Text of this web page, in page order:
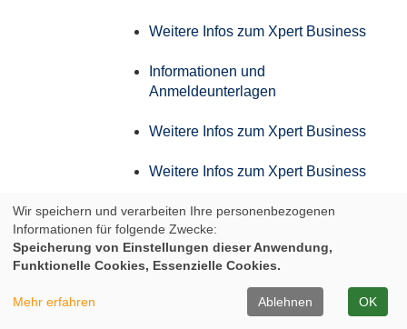
Weitere Infos zum Xpert Business
Informationen und
Anmeldeunterlagen
Weitere Infos zum Xpert Business
Weitere Infos zum Xpert Business
Weitere Infos zum Xpert Business
Weitere Infos zum Xpert Business
Infos zum Aufstiegs-BAföG
Wir speichern und verarbeiten Ihre personenbezogenen
Informationen für folgende Zwecke:
Speicherung von Einstellungen dieser Anwendung,
Funktionelle Cookies, Essenzielle Cookies.
Mehr erfahren Ablehnen OK